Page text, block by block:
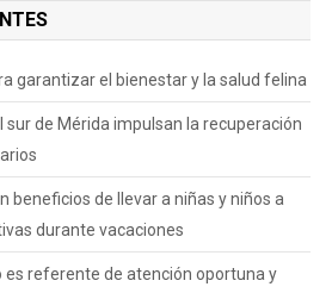
garantizar el bienestar y la salud felina
sur de Mérida impulsan la recuperación
beneficios de llevar a niñas y niños a
durante vacaciones
es referente de atención oportuna y